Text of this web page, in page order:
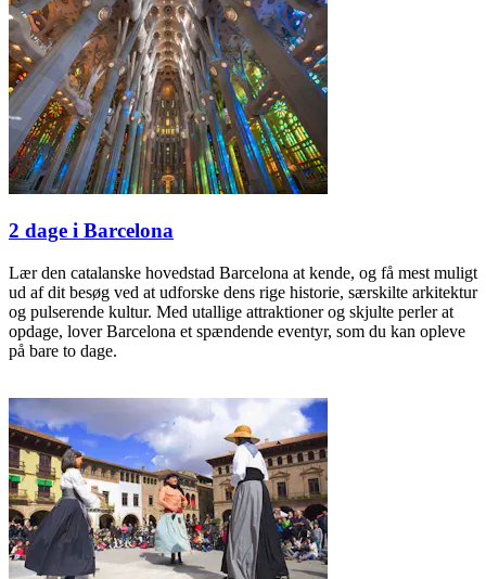
2 dage i Barcelona
Lær den catalanske hovedstad Barcelona at kende, og få mest muligt
ud af dit besøg ved at udforske dens rige historie, særskilte arkitektur
og pulserende kultur. Med utallige attraktioner og skjulte perler at
opdage, lover Barcelona et spændende eventyr, som du kan opleve
på bare to dage.